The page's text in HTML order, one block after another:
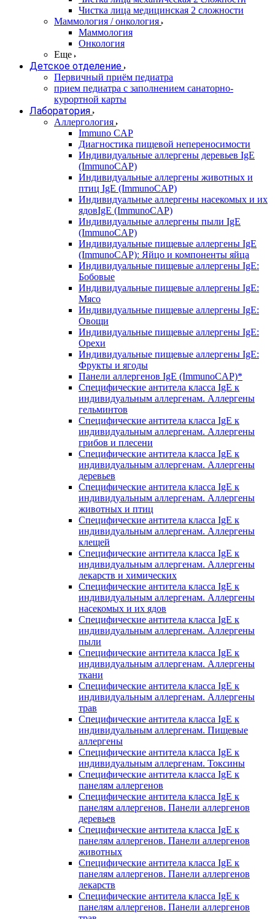
Чистка лица медицинская 2 сложности
Маммология / онкология
Маммология
Онкология
Еще
Детское отделение
Первичный приём педиатра
прием педиатра с заполнением санаторно-
курортной карты
Лаборатория
Аллергология
Immuno CAP
Диагностика пищевой непереносимости
Индивидуальные аллергены деревьев IgE
(ImmunoCAP)
Индивидуальные аллергены животных и
птиц IgE (ImmunoCAP)
Индивидуальные аллергены насекомых и их
ядовIgE (ImmunoCAP)
Индивидуальные аллергены пыли IgE
(ImmunoCAP)
Индивидуальные пищевые аллергены IgE
(ImmunoCAP): Яйцо и компоненты яйца
Индивидуальные пищевые аллергены IgE:
Бобовые
Индивидуальные пищевые аллергены IgE:
Мясо
Индивидуальные пищевые аллергены IgE:
Овощи
Индивидуальные пищевые аллергены IgE:
Орехи
Индивидуальные пищевые аллергены IgE:
Фрукты и ягоды
Панели аллергенов IgE (ImmunoCAP)*
Специфические антитела класса IgE к
индивидуальным аллергенам. Аллергены
гельминтов
Специфические антитела класса IgE к
индивидуальным аллергенам. Аллергены
грибов и плесени
Специфические антитела класса IgE к
индивидуальным аллергенам. Аллергены
деревьев
Специфические антитела класса IgE к
индивидуальным аллергенам. Аллергены
животных и птиц
Специфические антитела класса IgE к
индивидуальным аллергенам. Аллергены
клещей
Специфические антитела класса IgE к
индивидуальным аллергенам. Аллергены
лекарств и химических
Специфические антитела класса IgE к
индивидуальным аллергенам. Аллергены
насекомых и их ядов
Специфические антитела класса IgE к
индивидуальным аллергенам. Аллергены
пыли
Специфические антитела класса IgE к
индивидуальным аллергенам. Аллергены
ткани
Специфические антитела класса IgE к
индивидуальным аллергенам. Аллергены
трав
Специфические антитела класса IgE к
индивидуальным аллергенам. Пищевые
аллергены
Специфические антитела класса IgE к
индивидуальным аллергенам. Токсины
Специфические антитела класса IgE к
панелям аллергенов
Специфические антитела класса IgE к
панелям аллергенов. Панели аллергенов
деревьев
Специфические антитела класса IgE к
панелям аллергенов. Панели аллергенов
животных
Специфические антитела класса IgE к
панелям аллергенов. Панели аллергенов
лекарств
Специфические антитела класса IgE к
панелям аллергенов. Панели аллергенов